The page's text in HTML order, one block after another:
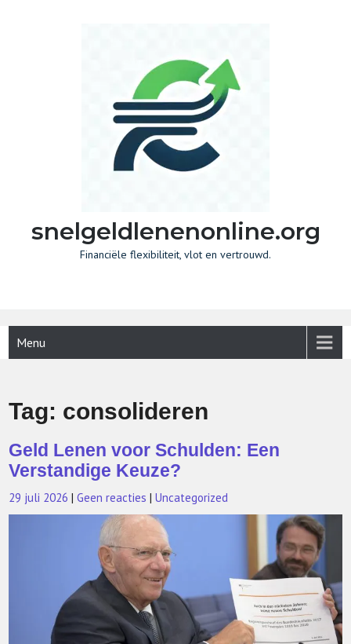
snelgeldlenenonline.org
Financiële flexibiliteit, vlot en vertrouwd.
Menu
Tag: consolideren
Geld Lenen voor Schulden: Een
Verstandige Keuze?
29 juli 2026 |Geen reacties |Uncategorized